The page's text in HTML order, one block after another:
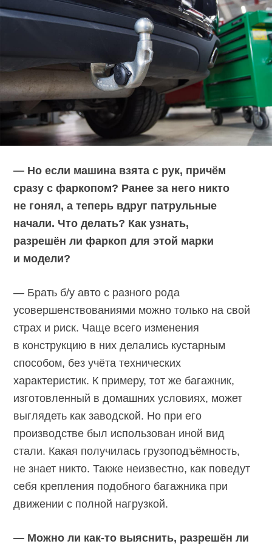
— Но если машина взята с рук, причём
сразу с фаркопом? Ранее за него никто
не гонял, а теперь вдруг патрульные
начали. Что делать? Как узнать,
разрешён ли фаркоп для этой марки
и модели?
— Брать б/у авто с разного рода
усовершенствованиями можно только на свой
страх и риск. Чаще всего изменения
в конструкцию в них делались кустарным
способом, без учёта технических
характеристик. К примеру, тот же багажник,
изготовленный в домашних условиях, может
выглядеть как заводской. Но при его
производстве был использован иной вид
стали. Какая получилась грузоподъёмность,
не знает никто. Также неизвестно, как поведут
себя крепления подобного багажника при
движении с полной нагрузкой.
— Можно ли как-то выяснить, разрешён ли